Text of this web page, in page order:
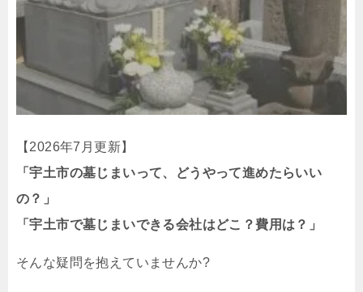
【2026年7月更新】
「宇土市の墓じまいって、どうやって進めたらいい
の？」
「宇土市で墓じまいできる会社はどこ？費用は？」
そんな疑問を抱えていませんか?